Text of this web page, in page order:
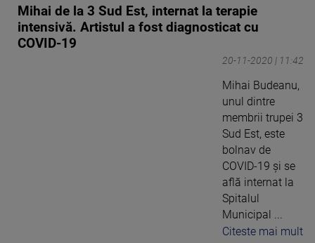
Mihai de la 3 Sud Est, internat la terapie
intensivă. Artistul a fost diagnosticat cu
COVID-19
20-11-2020 | 11:42
Mihai Budeanu,
unul dintre
membrii trupei 3
Sud Est, este
bolnav de
COVID-19 și se
află internat la
Spitalul
Municipal ...
Citeste mai mult